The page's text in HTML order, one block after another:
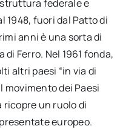
struttura federale e
1948, fuori dal Patto di
anni è una sorta di
Ferro. Nel 1961 fonda,
altri paesi “in via di
movimento dei Paesi
ricopre un ruolo di
europeo.